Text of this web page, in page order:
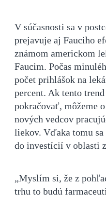
V súčasnosti sa v
prejavuje aj Fauciho
známom americkom
Faucim. Počas
počet prihlášok na
percent. Ak tento
pokračovať, môžeme
nových vedcov
liekov. Vďaka tomu
do investícií v oblasti
„Myslím si, že z
trhu to budú